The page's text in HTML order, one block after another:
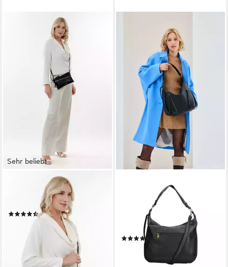
Sehr beliebt
Umhängetasche TAS Alessia
(50)
23,95 €
lieferbar - in 2-3 Werktagen bei dir
+3
Handtasche, Schultertasche,
Damen Umhängetasche mit
abnehmbarem
Umhängeriemen
(5)
lieferbar - in 1-2 Werktagen bei dir